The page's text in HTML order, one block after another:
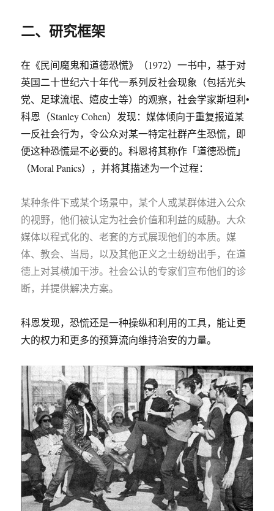
二、研究框架
在《民间魔鬼和道德恐慌》（1972）一书中，基于对
英国二十世纪六十年代一系列反社会现象（包括光头
党、足球流氓、嬉皮士等）的观察，社会学家斯坦利•
科恩（Stanley Cohen）发现：媒体倾向于重复报道某
一反社会行为，令公众对某一特定社群产生恐慌，即
便这种恐慌是不必要的。科恩将其称作「道德恐慌」
（Moral Panics），并将其描述为一个过程：
某种条件下或某个场景中，某个人或某群体进入公众
的视野，他们被认定为社会价值和利益的威胁。大众
媒体以程式化的、老套的方式展现他们的本质。媒
体、教会、当局，以及其他正义之士纷纷出手，在道
德上对其横加干涉。社会公认的专家们宣布他们的诊
断，并提供解决方案。
科恩发现，恐慌还是一种操纵和利用的工具，能让更
大的权力和更多的预算流向维持治安的力量。